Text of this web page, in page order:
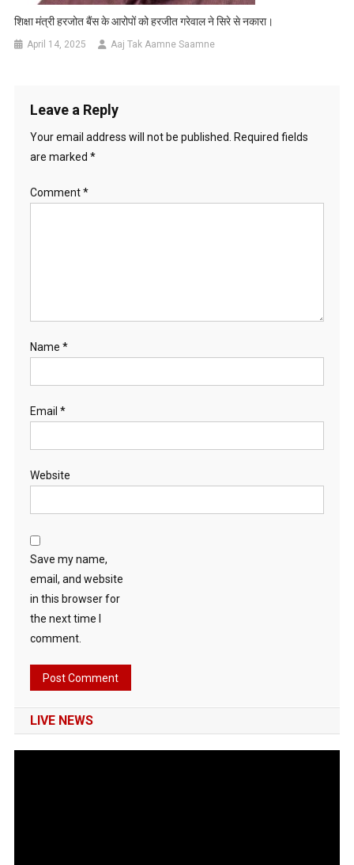
शिक्षा मंत्री हरजोत बैंस के आरोपों को हरजीत गरेवाल ने सिरे से नकारा।
April 14, 2025 Aaj Tak Aamne Saamne
Leave a Reply
Your email address will not be published. Required fields
are marked *
Comment*
Name *
Email *
Website
Save my name,
email, and website
in this browser for
the next time I
comment.
LIVE NEWS